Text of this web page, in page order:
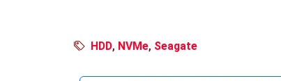
HDD, NVMe, Seagate